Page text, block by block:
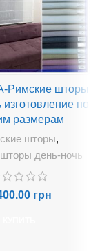
шторы
изготовление по
размерам
шторы,
день-ночь
грн